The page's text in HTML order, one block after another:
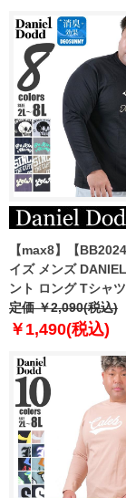
【max8】【
イズ メンズ
ント ロング Tシャ
2404pt2
定価 ￥2,090(税込)
￥1,490(税込)